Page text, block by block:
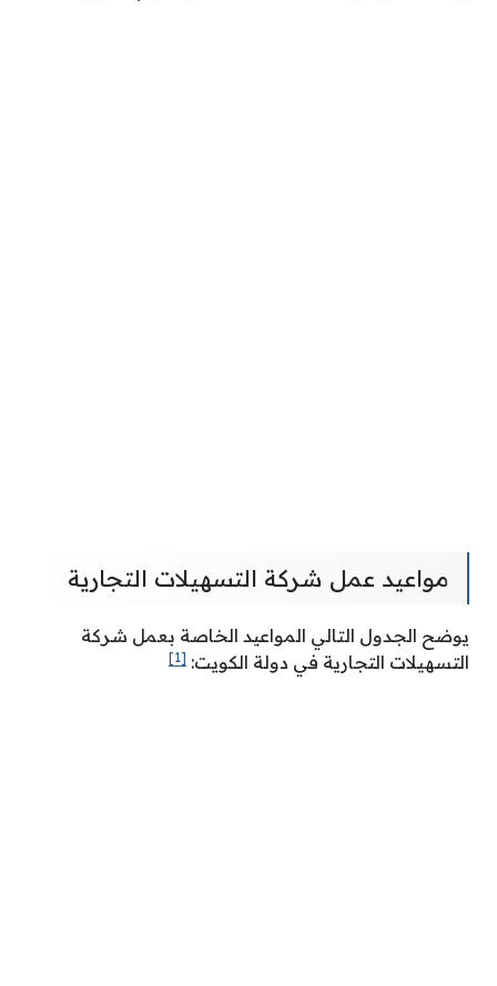
مواعيد عمل شركة التسهيلات التجارية
يوضح الجدول التالي المواعيد الخاصة بعمل شركة
التسهيلات التجارية في دولة الكويت: [1]